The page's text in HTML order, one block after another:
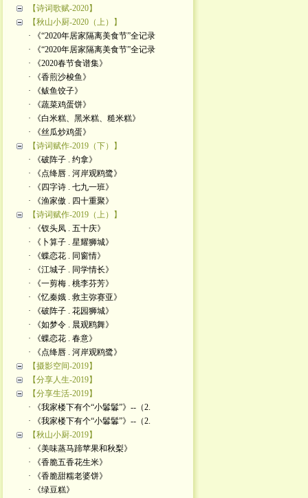
【诗词歌赋-2020】
【秋山小厨-2020（上）】
· 《“2020年居家隔离美食节”全记录
· 《“2020年居家隔离美食节”全记录
· 《2020春节食谱集》
· 《香煎沙梭鱼》
· 《鲅鱼饺子》
· 《蔬菜鸡蛋饼》
· 《白米糕、黑米糕、糙米糕》
· 《丝瓜炒鸡蛋》
【诗词赋作-2019（下）】
· 《破阵子 . 约拿》
· 《点绛唇 . 河岸观鸥鹭》
· 《四字诗 . 七九一班》
· 《渔家傲 . 四十重聚》
【诗词赋作-2019（上）】
· 《钗头凤 . 五十庆》
· 《卜算子 . 星耀狮城》
· 《蝶恋花 . 同窗情》
· 《江城子 . 同学情长》
· 《一剪梅 . 桃李芬芳》
· 《忆秦娥 . 救主弥赛亚》
· 《破阵子 . 花园狮城》
· 《如梦令 . 晨观鸥舞》
· 《蝶恋花 . 春意》
· 《点绛唇 . 河岸观鸥鹭》
【摄影空间-2019】
【分享人生-2019】
【分享生活-2019】
· 《我家楼下有个“小鬊鬊”》--（2.
· 《我家楼下有个“小鬊鬊”》--（2.
【秋山小厨-2019】
· 《美味蒸马蹄苹果和秋梨》
· 《香脆五香花生米》
· 《香脆甜糯老婆饼》
· 《绿豆糕》